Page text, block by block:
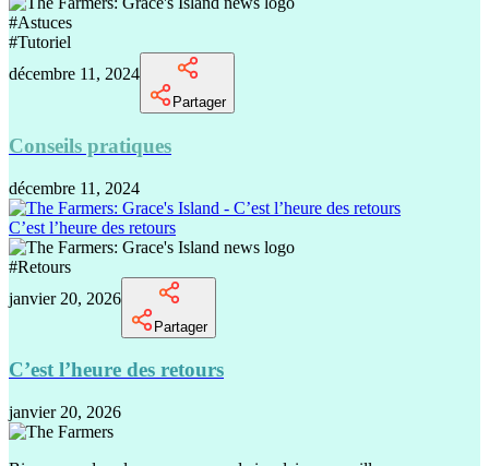
#Astuces
#Tutoriel
décembre 11, 2024
Partager
Conseils pratiques
décembre 11, 2024
C’est l’heure des retours
#Retours
janvier 20, 2026
Partager
C’est l’heure des retours
janvier 20, 2026